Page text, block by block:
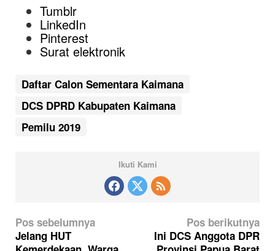
Tumblr
LinkedIn
Pinterest
Surat elektronik
Daftar Calon Sementara Kaimana
DCS DPRD Kabupaten Kaimana
Pemilu 2019
Ikuti Kami
N
a
Pos sebelumnya
Jelang HUT
Pos berikutnya
Ini DCS Anggota DPR